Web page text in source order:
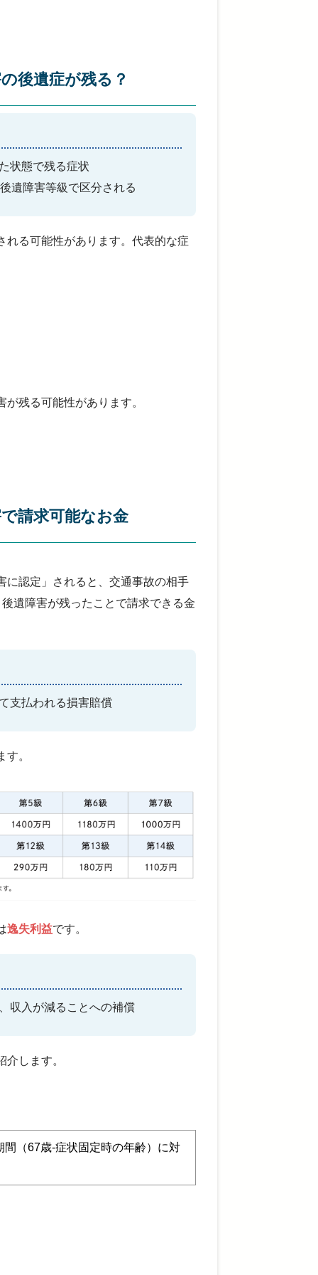
後遺症が残る？
状態で残る症状
遺障害等級で区分される
れる可能性があります。代表的な症
残る可能性があります。
請求可能なお金
に認定」されると、交通事故の相手
遺障害が残ったことで請求できる金
支払われる損害賠償
。
逸失利益です。
収入が減ることへの補償
します。
間（67歳-症状固定時の年齢）に対